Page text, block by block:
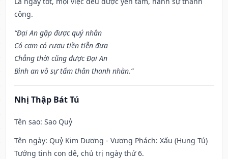
công.
“Đại An gặp được quý nhân
Có cơm có rượu tiền tiễn đưa
Chẳng thời cũng được Đại An
Bình an vô sự tấm thân thanh nhàn.”
Nhị Thập Bát Tú
Tên sao: Sao Quỷ
Tên ngày: Quỷ Kim Dương - Vương Phách: Xấu (Hung Tú)
Tướng tinh con dê, chủ trị ngày thứ 6.